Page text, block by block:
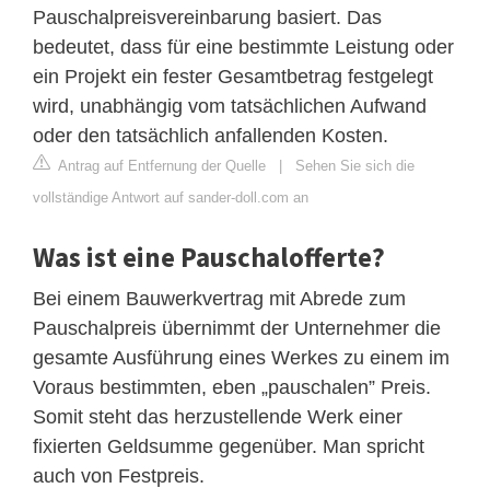
Pauschalpreisvereinbarung basiert. Das
bedeutet, dass für eine bestimmte Leistung oder
ein Projekt ein fester Gesamtbetrag festgelegt
wird, unabhängig vom tatsächlichen Aufwand
oder den tatsächlich anfallenden Kosten.
Antrag auf Entfernung der Quelle | Sehen Sie sich die
vollständige Antwort auf sander-doll.com an
Was ist eine Pauschalofferte?
Bei einem Bauwerkvertrag mit Abrede zum
Pauschalpreis übernimmt der Unternehmer die
gesamte Ausführung eines Werkes zu einem im
Voraus bestimmten, eben „pauschalen” Preis.
Somit steht das herzustellende Werk einer
fixierten Geldsumme gegenüber. Man spricht
auch von Festpreis.